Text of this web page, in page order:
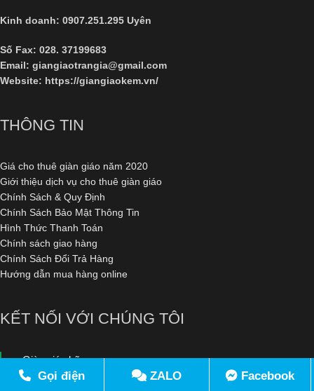
Kinh doanh: 0907.251.295 Uyên
Số Fax: 028. 37199683
Email: giangiaotrangia@gmail.com
Website: https://giangiaokem.vn/
THÔNG TIN
Giá cho thuê giàn giáo năm 2020
Giới thiệu dịch vụ cho thuê giàn giáo
Chính Sách & Quy Định
Chính Sách Bảo Mật Thông Tin
Hình Thức Thanh Toán
Chính sách giao hàng
Chính Sách Đổi Trả Hàng
Hướng dẫn mua hàng online
KẾT NỐI VỚI CHÚNG TÔI
Giàn giáo kẽm
Gọi điện ZALO Facebook